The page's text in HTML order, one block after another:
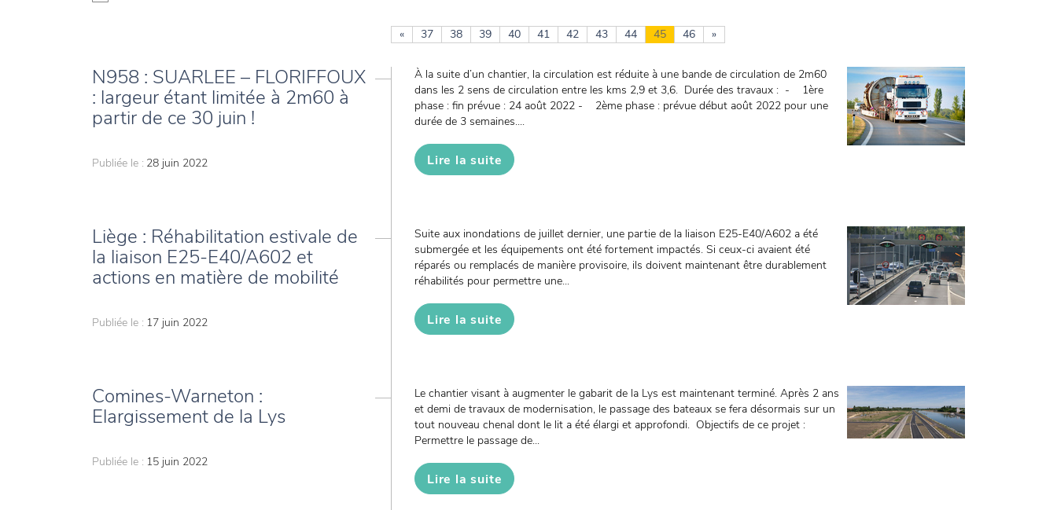
« 37 38 39 40 41 42 43 44 45 46 »
N958 : SUARLEE – FLORIFFOUX
: largeur étant limitée à 2m60 à
partir de ce 30 juin !
Publiée le : 28 juin 2022
À la suite d’un chantier, la circulation est réduite à une bande de circulation de 2m60
dans les 2 sens de circulation entre les kms 2,9 et 3,6. Durée des travaux : - 1ère
phase : fin prévue : 24 août 2022 - 2ème phase : prévue début août 2022 pour une
durée de 3 semaines....
Lire la suite
Liège : Réhabilitation estivale de
la liaison E25-E40/A602 et
actions en matière de mobilité
Publiée le : 17 juin 2022
Suite aux inondations de juillet dernier, une partie de la liaison E25-E40/A602 a été
submergée et les équipements ont été fortement impactés. Si ceux-ci avaient été
réparés ou remplacés de manière provisoire, ils doivent maintenant être durablement
réhabilités pour permettre une...
Lire la suite
Comines-Warneton :
Elargissement de la Lys
Publiée le : 15 juin 2022
Le chantier visant à augmenter le gabarit de la Lys est maintenant terminé. Après 2 ans
et demi de travaux de modernisation, le passage des bateaux se fera désormais sur un
tout nouveau chenal dont le lit a été élargi et approfondi. Objectifs de ce projet :
Permettre le passage de...
Lire la suite